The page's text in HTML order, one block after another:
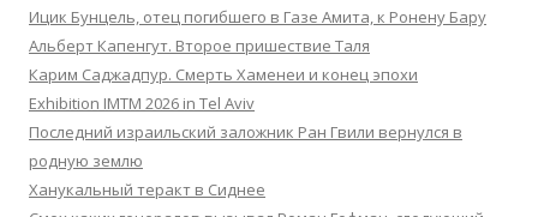
Ицик Бунцель, отец погибшего в Газе Амита, к Ронену Бару
Альберт Капенгут. Второе пришествие Таля
Карим Саджадпур. Смерть Хаменеи и конец эпохи
Exhibition IMTM 2026 in Tel Aviv
Последний израильский заложник Ран Гвили вернулся в
родную землю
Ханукальный теракт в Сиднее